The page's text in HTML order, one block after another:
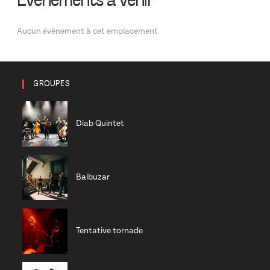
Aucun évènement à cet emplacement
GROUPES
Diab Quintet
Balbuzar
Tentative tornade